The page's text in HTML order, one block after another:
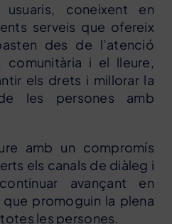
coneixent en
serveis que ofereix
des de l’atenció
comunitària i el lleure,
els drets i millorar la
les persones amb
amb un compromís
els canals de diàleg i
avançant en
promoguin la plena
les persones.